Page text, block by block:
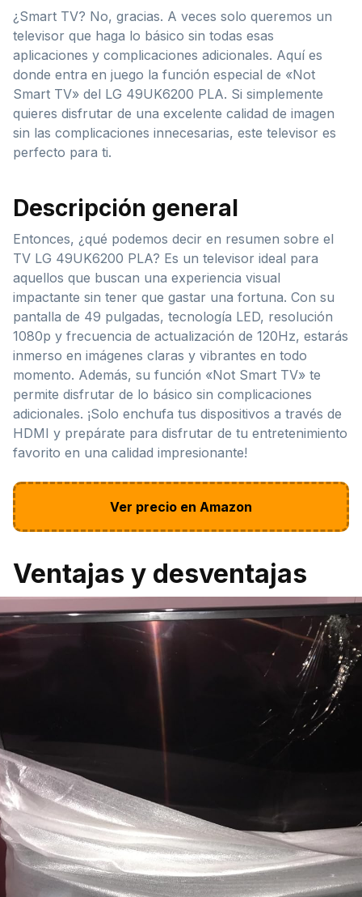
¿Smart TV? No, gracias. A veces solo queremos un
televisor que haga lo básico sin todas esas
aplicaciones y complicaciones adicionales. Aquí es
donde entra en juego la función especial de «Not
Smart TV» del LG 49UK6200 PLA. Si simplemente
quieres disfrutar de una excelente calidad de imagen
sin las complicaciones innecesarias, este televisor es
perfecto para ti.
Descripción general
Entonces, ¿qué podemos decir en resumen sobre el
TV LG 49UK6200 PLA? Es un televisor ideal para
aquellos que buscan una experiencia visual
impactante sin tener que gastar una fortuna. Con su
pantalla de 49 pulgadas, tecnología LED, resolución
1080p y frecuencia de actualización de 120Hz, estarás
inmerso en imágenes claras y vibrantes en todo
momento. Además, su función «Not Smart TV» te
permite disfrutar de lo básico sin complicaciones
adicionales. ¡Solo enchufa tus dispositivos a través de
HDMI y prepárate para disfrutar de tu entretenimiento
favorito en una calidad impresionante!
Ver precio en Amazon
Ventajas y desventajas